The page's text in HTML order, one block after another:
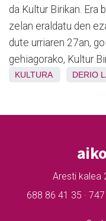
da Kultur Birikan. Era
zelan eraldatu den
dute urriaren 27an,
gehiagorako, Kultur
KULTURA DERIO
Aresti kalea
688 86 41 35 ·